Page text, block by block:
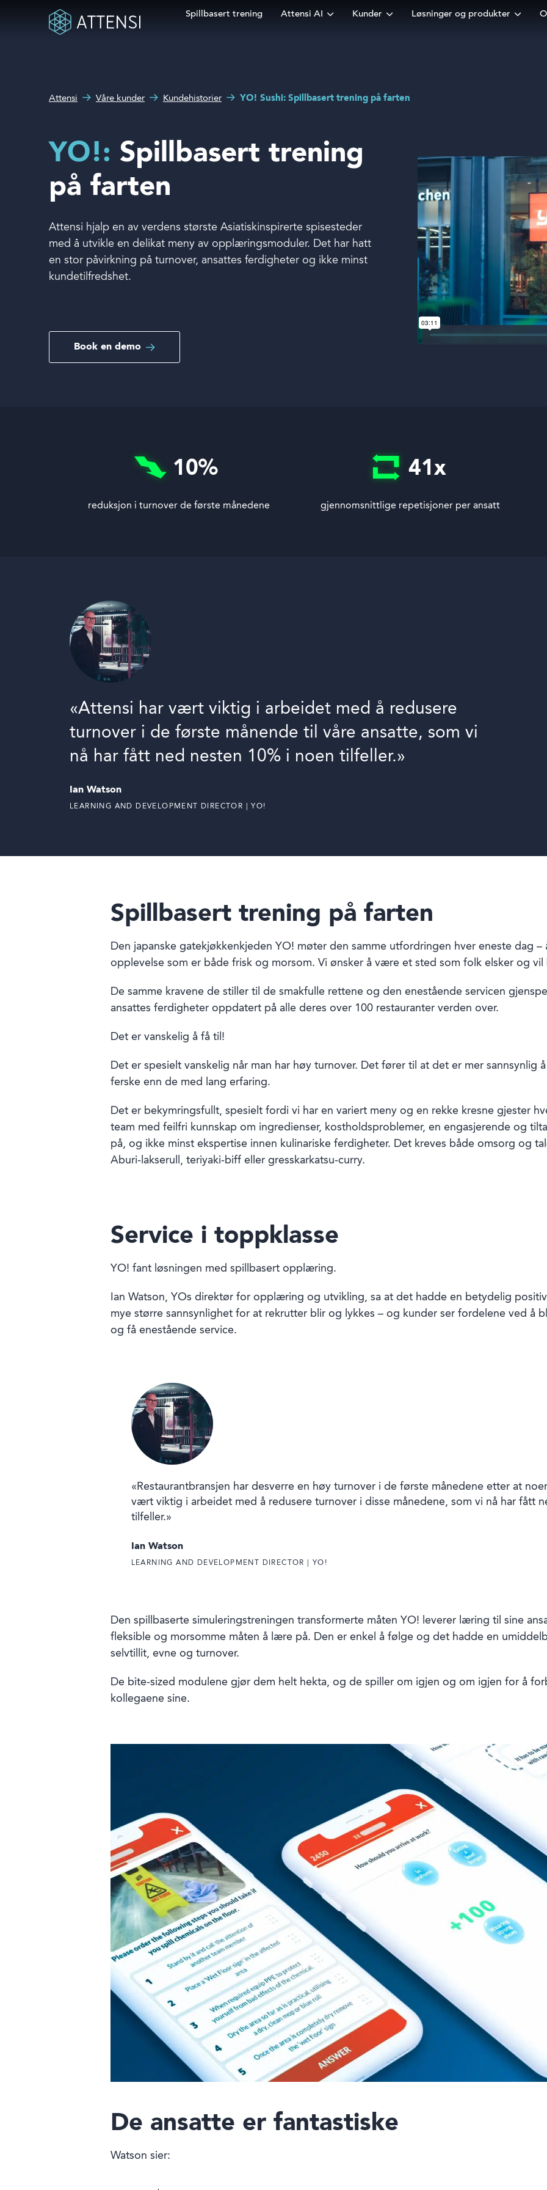
Spillbasert trening Attensi AI Kunder Løsninger og produkter
Kunder
Løsninger og produkter
Nyheter
med?
Attensi Våre kunder Kundehistorier YO! Sushi: Spillbasert trening på farten
YO!: Spillbasert trening
på farten
Attensi hjalp en av verdens største Asiatiskinspirerte spisesteder
med å utvikle en delikat meny av opplæringsmoduler. Det har hatt
en stor påvirkning på turnover, ansattes ferdigheter og ikke minst
kundetilfredshet.
Book en demo
10%
reduksjon i turnover de første månedene
41 x
gjennomsnittlige repetisjoner per ansatt
«Attensi har vært viktig i arbeidet med å redusere
turnover i de første månende til våre ansatte, som vi
nå har fått ned nesten 10% i noen tilfeller.»
Ian Watson
LEARNING AND DEVELOPMENT DIRECTOR | YO!
Spillbasert trening på farten
Den japanske gatekjøkkenkjeden YO! møter den samme utfordringen hver eneste dag –
opplevelse som er både frisk og morsom. Vi ønsker å være et sted som folk elsker og
De samme kravene de stiller til de smakfulle rettene og den enestående servicen
ansattes ferdigheter oppdatert på alle deres over 100 restauranter verden over.
Det er vanskelig å få til!
Det er spesielt vanskelig når man har høy turnover. Det fører til at det er mer sannsynlig
ferske enn de med lang erfaring.
Det er bekymringsfullt, spesielt fordi vi har en variert meny og en rekke kresne gjester
team med feilfri kunnskap om ingredienser, kostholdsproblemer, en engasjerende og
på, og ikke minst ekspertise innen kulinariske ferdigheter. Det kreves både omsorg og
Aburi-lakserull, teriyaki-biff eller gresskarkatsu-curry.
Service i toppklasse
YO! fant løsningen med spillbasert opplæring.
Ian Watson, YOs direktør for opplæring og utvikling, sa at det hadde en betydelig
mye større sannsynlighet for at rekrutter blir og lykkes – og kunder ser fordelene ved å
og få enestående service.
«Restaurantbransjen har desverre en høy turnover i de første månedene etter at
vært viktig i arbeidet med å redusere turnover i disse månedene, som vi nå har fått
tilfeller.»
Ian Watson
LEARNING AND DEVELOPMENT DIRECTOR | YO!
Den spillbaserte simuleringstreningen transformerte måten YO! leverer læring til sine
fleksible og morsomme måten å lære på. Den er enkel å følge og det hadde en
selvtillit, evne og turnover.
De bite-sized modulene gjør dem helt hekta, og de spiller om igjen og om igjen for å
kollegaene sine.
De ansatte er fantastiske
Watson sier: